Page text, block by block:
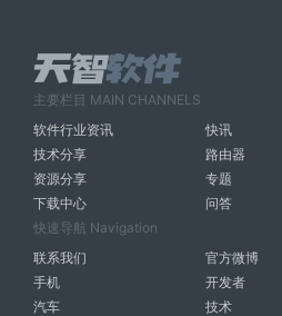
主要栏目 MAIN CHANNELS
软件行业资讯
快讯
技术分享
路由器
资源分享
专题
下载中心
问答
快速导航 Navigation
联系我们
官方微博
手机
开发者
汽车
技术